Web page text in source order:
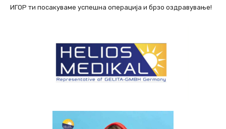
ИГОР ти посакуваме успешна операција и брзо оздравување!